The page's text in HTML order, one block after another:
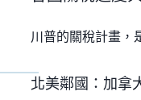
川普的關稅計畫，
北美鄰國：加拿